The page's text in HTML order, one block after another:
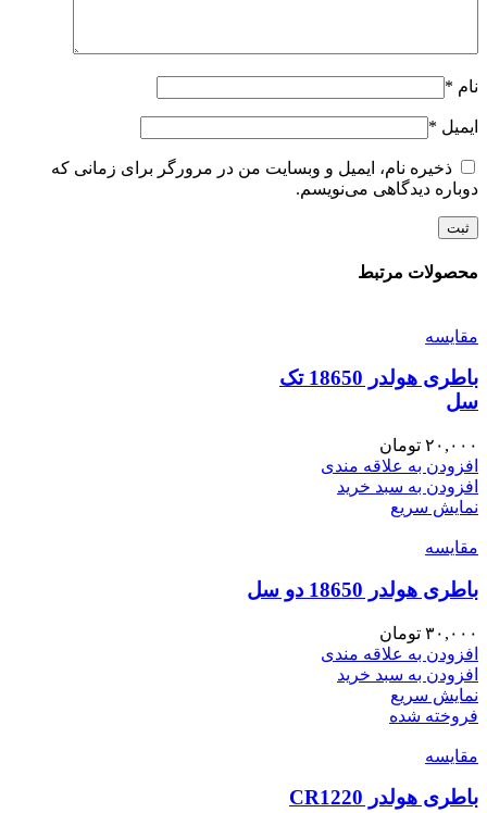
نام *
ایمیل *
ذخیره نام، ایمیل و وبسایت من در مرورگر برای زمانی که
دوباره دیدگاهی می‌نویسم.
محصولات مرتبط
مقايسه
باطری هولدر 18650 تک
سل
۲۰,۰۰۰ تومان
افزودن به علاقه مندی
افزودن به سبد خرید
نمایش سریع
مقايسه
باطری هولدر 18650 دو سل
۳۰,۰۰۰ تومان
افزودن به علاقه مندی
افزودن به سبد خرید
نمایش سریع
فروخته شده
مقايسه
باطری هولدر CR1220